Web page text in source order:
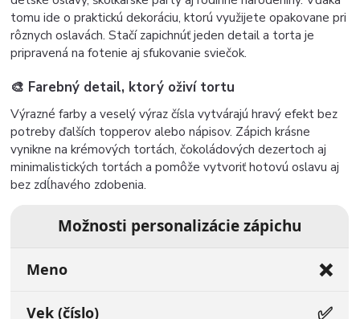
tomu ide o praktickú dekoráciu, ktorú využijete opakovane pri
rôznych oslavách. Stačí zapichnúť jeden detail a torta je
pripravená na fotenie aj sfukovanie sviečok.
🎨 Farebný detail, ktorý oživí tortu
Výrazné farby a veselý výraz čísla vytvárajú hravý efekt bez
potreby ďalších topperov alebo nápisov. Zápich krásne
vynikne na krémových tortách, čokoládových dezertoch aj
minimalistických tortách a pomôže vytvoriť hotovú oslavu aj
bez zdĺhavého zdobenia.
Možnosti personalizácie zápichu
Meno ❌
Vek (číslo) ✅